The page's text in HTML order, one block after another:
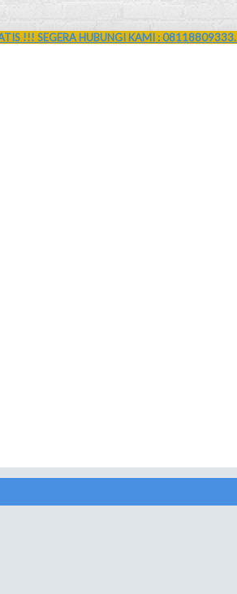
!!! SEGERA HUBUNGI KAMI : 08118809333.